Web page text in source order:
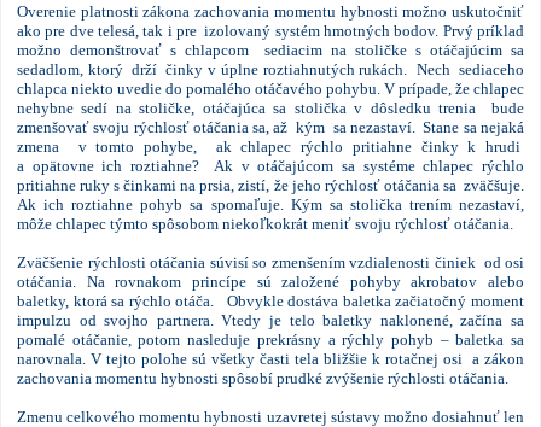
Overenie platnosti zákona zachovania momentu hybnosti možno uskutočniť
ako pre dve telesá, tak i pre izolovaný systém hmotných bodov. Prvý príklad
možno demonštrovať s chlapcom sediacim na stoličke s otáčajúcim sa
sedadlom, ktorý drží činky v úplne roztiahnutých rukách. Nech sediaceho
chlapca niekto uvedie do pomalého otáčavého pohybu. V prípade, že chlapec
nehybne sedí na stoličke, otáčajúca sa stolička v dôsledku trenia bude
zmenšovať svoju rýchlosť otáčania sa, až kým sa nezastaví. Stane sa nejaká
zmena v tomto pohybe, ak chlapec rýchlo pritiahne činky k hrudi
a opätovne ich roztiahne? Ak v otáčajúcom sa systéme chlapec rýchlo
pritiahne ruky s činkami na prsia, zistí, že jeho rýchlosť otáčania sa zväčšuje.
Ak ich roztiahne pohyb sa spomaľuje. Kým sa stolička trením nezastaví,
môže chlapec týmto spôsobom niekoľkokrát meniť svoju rýchlosť otáčania.
Zväčšenie rýchlosti otáčania súvisí so zmenšením vzdialenosti činiek od osi
otáčania. Na rovnakom princípe sú založené pohyby akrobatov alebo
baletky, ktorá sa rýchlo otáča. Obvykle dostáva baletka začiatočný moment
impulzu od svojho partnera. Vtedy je telo baletky naklonené, začína sa
pomalé otáčanie, potom nasleduje prekrásny a rýchly pohyb – baletka sa
narovnala. V tejto polohe sú všetky časti tela bližšie k rotačnej osi a zákon
zachovania momentu hybnosti spôsobí prudké zvýšenie rýchlosti otáčania.
Zmenu celkového momentu hybnosti uzavretej sústavy možno dosiahnuť len